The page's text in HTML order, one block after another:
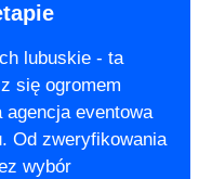
lubuskie - ta
się ogromem
eventowa
Od zweryfikowania
wybór